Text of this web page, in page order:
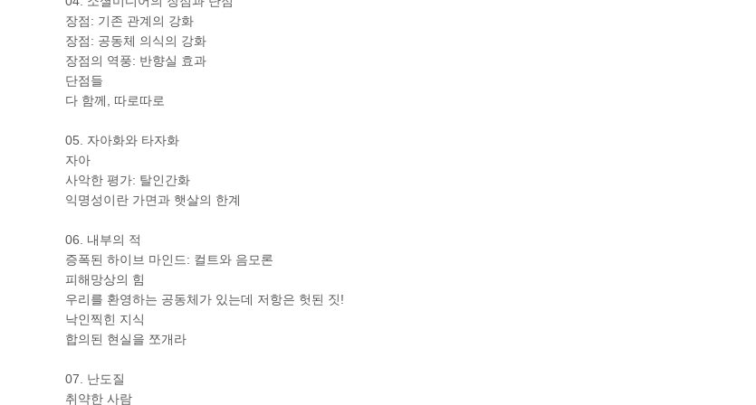
장점: 기존 관계의 강화
장점: 공동체 의식의 강화
장점의 역풍: 반향실 효과
단점들
다 함께, 따로따로
05. 자아화와 타자화
자아
사악한 평가: 탈인간화
익명성이란 가면과 햇살의 한계
06. 내부의 적
증폭된 하이브 마인드: 컬트와 음모론
피해망상의 힘
우리를 환영하는 공동체가 있는데 저항은 헛된 짓!
낙인찍힌 지식
합의된 현실을 쪼개라
07. 난도질
취약한 사람